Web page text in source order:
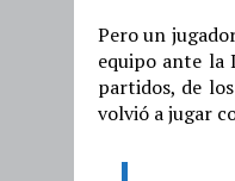
Pero un
equipo ante la
partidos, de
volvió a jugar